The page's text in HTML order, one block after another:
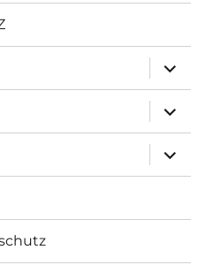
öffnen
öffnen
öffnen